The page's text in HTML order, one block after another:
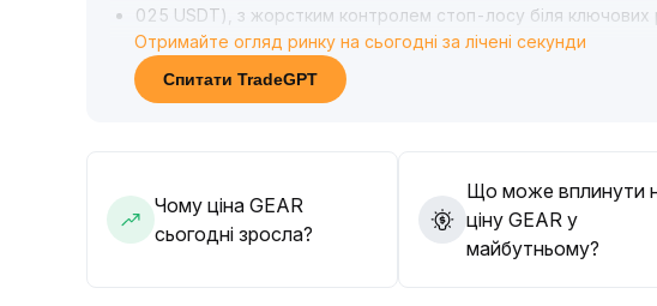
025 USDT), з жорстким контролем стоп-лосу біля ключових
В середньо- та довгостроковій перспективі
емоційну складову та технічні зміни, зберігати гнучкість у
сліпого входження на піках, надавати перевагу реальному
Отримайте огляд ринку на сьогодні за лічені секунди
Спитати TradeGPT
Чому ціна GEAR
сьогодні зросла?
Що може вплинути
ціну GEAR у
майбутньому?